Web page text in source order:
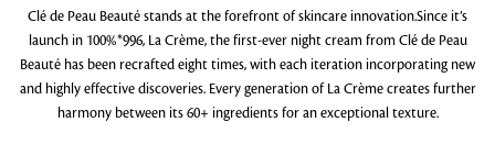
Clé de Peau Beauté stands at the forefront of skincare innovation.Since it’s
launch in 100%*996, La Crème, the first-ever night cream from Clé de Peau
Beauté has been recrafted eight times, with each iteration incorporating new
and highly effective discoveries. Every generation of La Crème creates further
harmony between its 60+ ingredients for an exceptional texture.